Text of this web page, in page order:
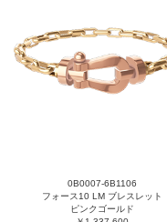
0B0007-6B1106
フォース10 LM ブレスレット
ピンクゴールド